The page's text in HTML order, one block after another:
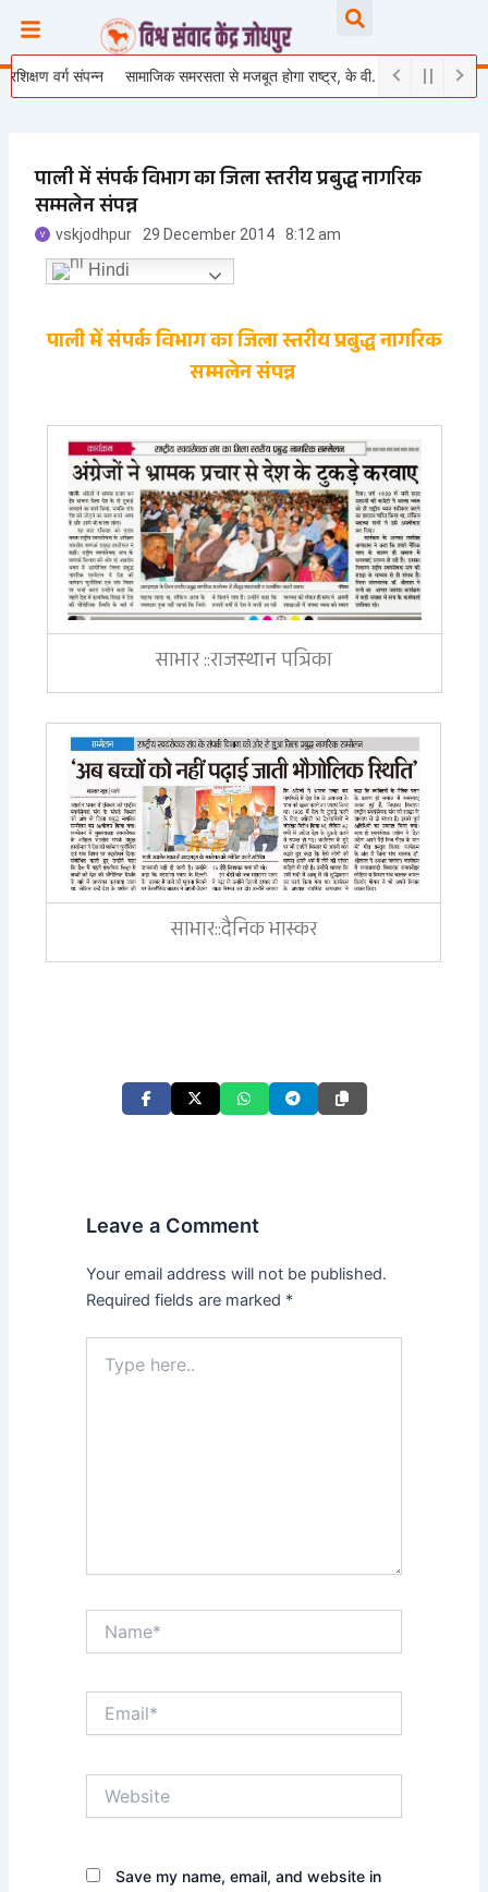
content
वर्ग संपन्न सामाजिक समरसता से मजबूत होगा राष्ट्र, के वी. भागैय्या जी ने युवाओं को
पाली में संपर्क विभाग का जिला स्तरीय प्रबुद्ध नागरिक
सम्मलेन संपन्न
vskjodhpur 29 December 2014 8:12 am
Hindi
पाली में संपर्क विभाग काजिला स्तरीय प्रबुद्ध नागरिक
सम्मलेन संपन्न
साभार ::राजस्थान पत्रिका
साभार::दैनिक भास्कर
Leave a Comment
Your email address will not be published.
Required fields are marked *
here..
Save my name, email, and website in